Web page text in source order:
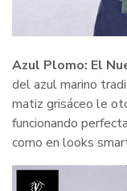
Azul Plomo: El
del azul marino
matiz grisáceo le
funcionando
como en looks